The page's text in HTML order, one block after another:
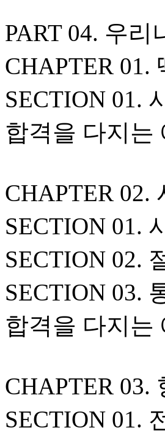
PART 04. 우
CHAPTER 01.
SECTION 01.
합격을 다지는
CHAPTER 02.
SECTION 01.
SECTION 02.
SECTION 03.
합격을 다지는
CHAPTER 03.
SECTION 01.